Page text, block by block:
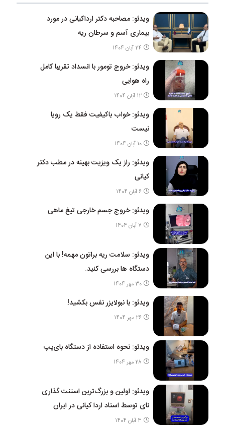
ویدئو: مصاحبه دکتر ارداکیانی در مورد
بیماری آسم و سرطان ریه
24 آبان 1404
ویدئو: خروج تومور با انسداد تقریبا کامل
راه هوایی
12 آبان 1404
ویدئو: خواب باکیفیت فقط یک رویا
نیست
10 آبان 1404
ویدئو: راز یک ویزیت بهینه در مطب دکتر
کیانی
6 آبان 1404
ویدئو: خروج جسم خارجی تیغ ماهی
7 آبان 1404
ویدئو: سلامت ریه براتون مهمه! با این
دستگاه ها بررسی کنید.
30 مهر 1404
ویدئو: با نبولایزر نفس بکشید!
26 مهر 1404
ویدئو: نحوه استفاده از دستگاه بای‌پپ
28 مهر 1404
ویدئو: اولین و بزرگ‌ترین استنت گذاری
نای توسط استاد اردا کیانی در ایران
3 آبان 1404